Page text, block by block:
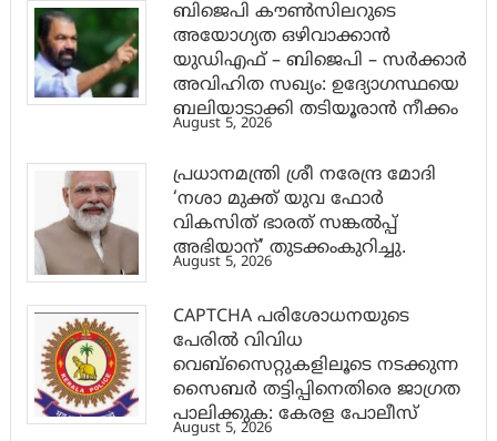
ബിജെപി കൗൺസിലറുടെ
അയോഗ്യത ഒഴിവാക്കാൻ
യുഡിഎഫ് – ബിജെപി – സർക്കാർ
അവിഹിത സഖ്യം: ഉദ്യോഗസ്ഥയെ
ബലിയാടാക്കി തടിയൂരാൻ നീക്കം
August 5, 2026
പ്രധാനമന്ത്രി ശ്രീ നരേന്ദ്ര മോദി
‘നശാ മുക്ത് യുവ ഫോർ
വികസിത് ഭാരത് സങ്കൽപ്പ്
അഭിയാന്’ തുടക്കംകുറിച്ചു.
August 5, 2026
CAPTCHA പരിശോധനയുടെ
പേരില്‍ വിവിധ
വെബ്സൈറ്റുകളിലൂടെ നടക്കുന്ന
സൈബര്‍ തട്ടിപ്പിനെതിരെ ജാഗ്രത
പാലിക്കുക: കേരള പോലീസ്
August 5, 2026